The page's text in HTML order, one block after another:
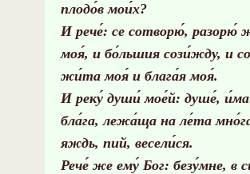
плодо́в мои́х?
И рече́: се сотворю́,
моя́, и бо́льшия сози́жду, и
жи́та моя́ и блага́я моя́.
И реку́ души́ мое́й: душе́,
бла́га, лежа́ща на ле́та
яждь, пий, весели́ся.
Рече́ же ему́ Бог: безу́мне, в